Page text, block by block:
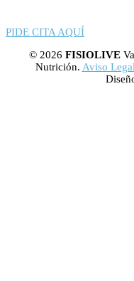
PIDE CITA AQUÍ
© 2026 FISIOLIVE
Nutrición. Aviso Legal